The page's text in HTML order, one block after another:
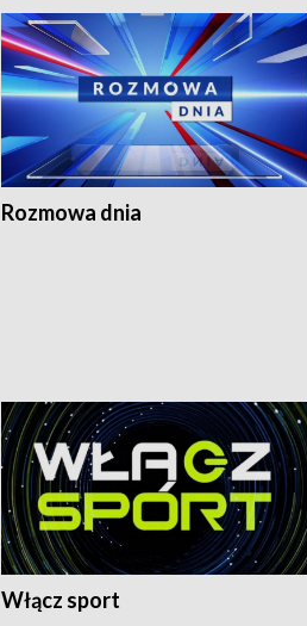
Rozmowa dnia
Włącz sport